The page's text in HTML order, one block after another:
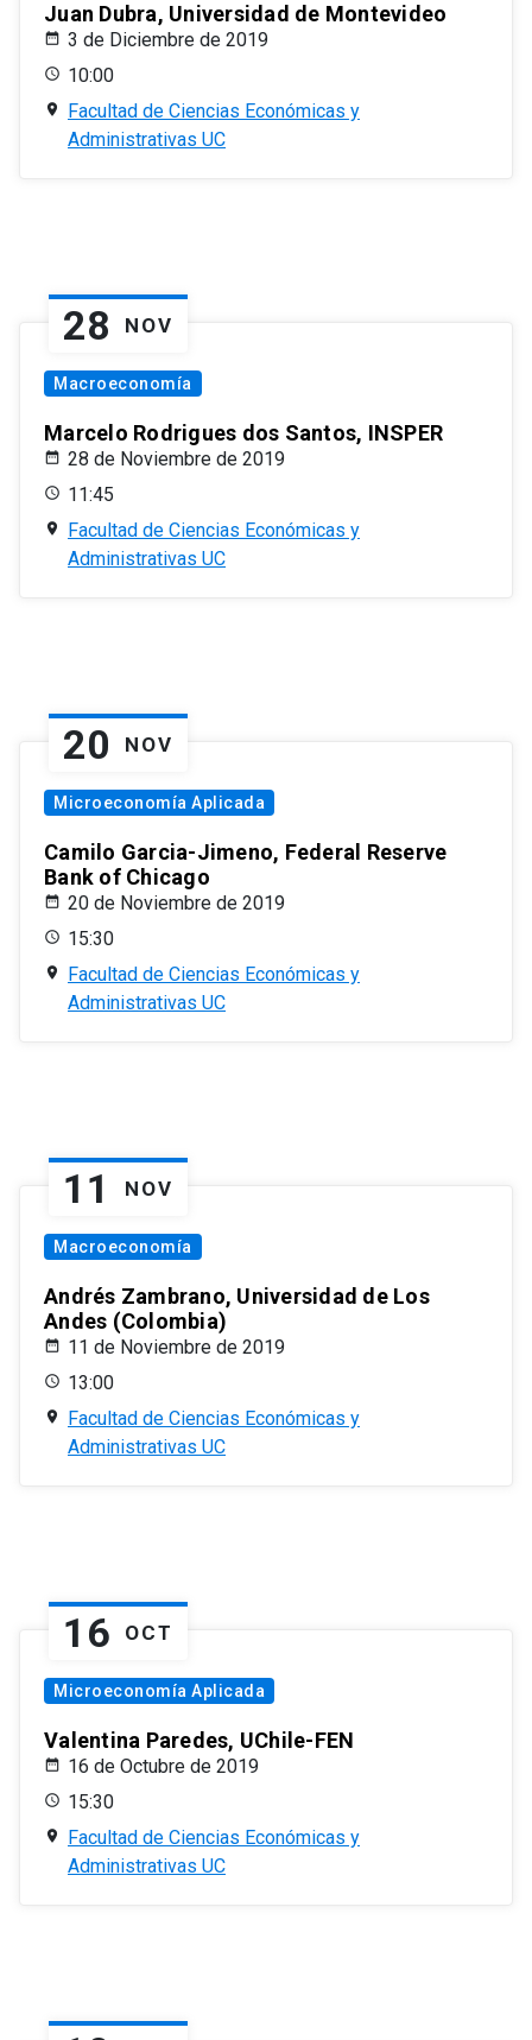
Juan Dubra, Universidad de Montevideo
3 de Diciembre de 2019
10:00
Facultad de Ciencias Económicas y
Administrativas UC
28 NOV
Macroeconomía
Marcelo Rodrigues dos Santos, INSPER
28 de Noviembre de 2019
11:45
Facultad de Ciencias Económicas y
Administrativas UC
20 NOV
Microeconomía Aplicada
Camilo Garcia-Jimeno, Federal Reserve
Bank of Chicago
20 de Noviembre de 2019
15:30
Facultad de Ciencias Económicas y
Administrativas UC
11 NOV
Macroeconomía
Andrés Zambrano, Universidad de Los
Andes (Colombia)
11 de Noviembre de 2019
13:00
Facultad de Ciencias Económicas y
Administrativas UC
16 OCT
Microeconomía Aplicada
Valentina Paredes, UChile-FEN
16 de Octubre de 2019
15:30
Facultad de Ciencias Económicas y
Administrativas UC